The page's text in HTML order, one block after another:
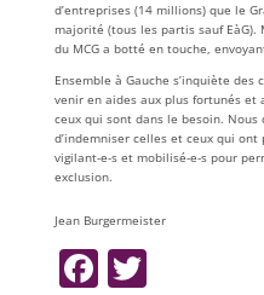
d’entreprises (14 millions) que le
majorité (tous les partis sauf
du MCG a botté en touche,
Ensemble à Gauche s’inquiète
venir en aides aux plus fortunés et
ceux qui sont dans le besoin. Nous
d’indemniser celles et ceux qui
vigilant-e-s et mobilisé-e-s pour
exclusion.
Jean Burgermeister
F T